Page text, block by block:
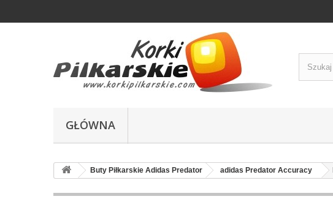
GŁÓWNA
Buty Piłkarskie Adidas Predator adidas Predator Accuracy